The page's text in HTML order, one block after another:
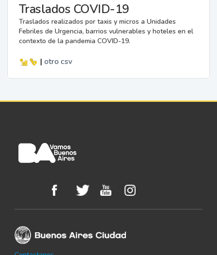
Traslados COVID-19
Traslados realizados por taxis y micros a Unidades
Febriles de Urgencia, barrios vulnerables y hoteles en el
contexto de la pandemia COVID-19.
| otro csv